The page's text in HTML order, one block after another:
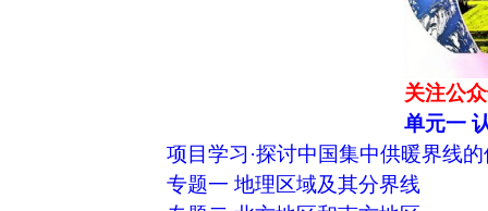
关注公
单元一
项目学习·探讨中国集中供暖界线
专题一 地理区域及其分界线